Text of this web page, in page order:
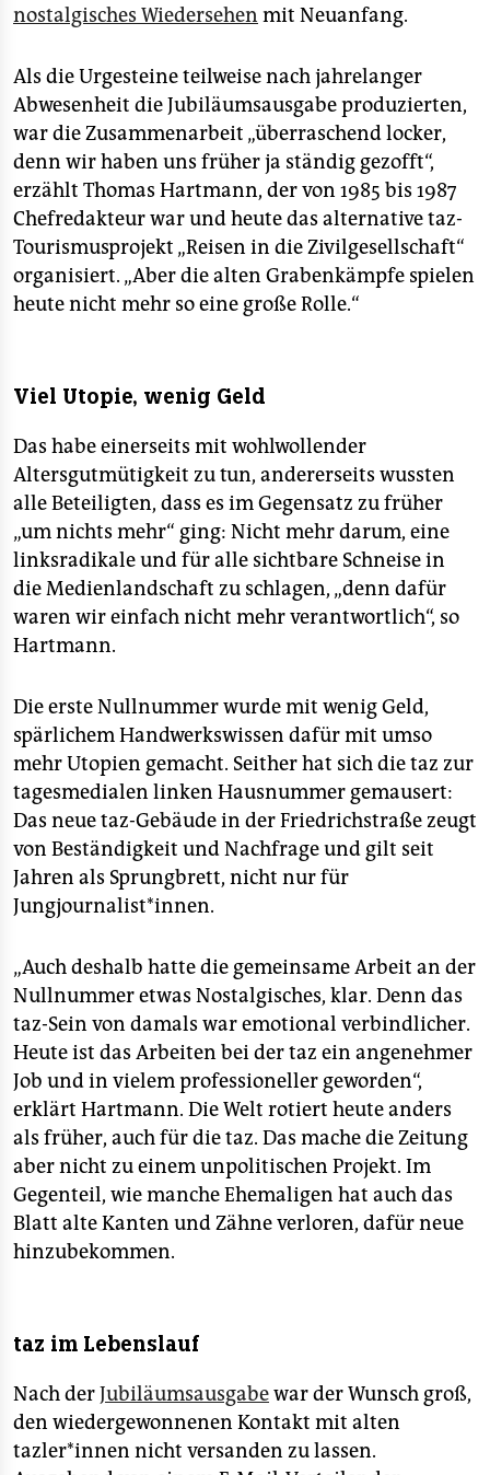
nostalgisches Wiedersehen mit Neuanfang.
Als die Urgesteine teilweise nach jahrelanger
Abwesenheit die Jubiläumsausgabe produzierten,
war die Zusammenarbeit „überraschend locker,
denn wir haben uns früher ja ständig gezofft“,
erzählt Thomas Hartmann, der von 1985 bis 1987
Chefredakteur war und heute das alternative taz-
Tourismusprojekt „Reisen in die Zivilgesellschaft“
organisiert. „Aber die alten Grabenkämpfe spielen
heute nicht mehr so eine große Rolle.“
Viel Utopie, wenig Geld
Das habe einerseits mit wohlwollender
Altersgutmütigkeit zu tun, andererseits wussten
alle Beteiligten, dass es im Gegensatz zu früher
„um nichts mehr“ ging: Nicht mehr darum, eine
linksradikale und für alle sichtbare Schneise in
die Medienlandschaft zu schlagen, „denn dafür
waren wir einfach nicht mehr verantwortlich“, so
Hartmann.
Die erste Nullnummer wurde mit wenig Geld,
spärlichem Handwerkswissen dafür mit umso
mehr Utopien gemacht. Seither hat sich die taz zur
tagesmedialen linken Hausnummer gemausert:
Das neue taz-Gebäude in der Friedrichstraße zeugt
von Beständigkeit und Nachfrage und gilt seit
Jahren als Sprungbrett, nicht nur für
Jungjournalist*innen.
„Auch deshalb hatte die gemeinsame Arbeit an der
Nullnummer etwas Nostalgisches, klar. Denn das
taz-Sein von damals war emotional verbindlicher.
Heute ist das Arbeiten bei der taz ein angenehmer
Job und in vielem professioneller geworden“,
erklärt Hartmann. Die Welt rotiert heute anders
als früher, auch für die taz. Das mache die Zeitung
aber nicht zu einem unpolitischen Projekt. Im
Gegenteil, wie manche Ehemaligen hat auch das
Blatt alte Kanten und Zähne verloren, dafür neue
hinzubekommen.
taz im Lebenslauf
Nach derJubiläumsausgabewar der Wunsch groß,
den wiedergewonnenen Kontakt mit alten
tazler*innen nicht versanden zu lassen.